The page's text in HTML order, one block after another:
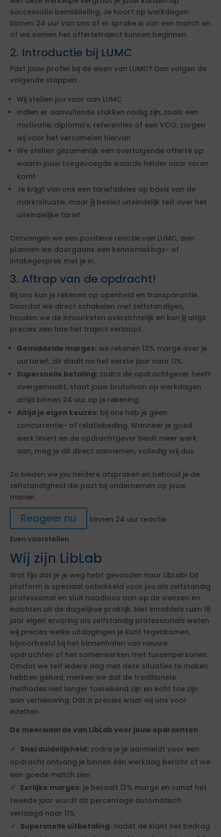
succesvolle bemiddeling. Je hoort op werkdagen
binnen 24 uur van ons of er sprake is van een match en
of we samen het offertetraject kunnen beginnen.
2. Introductie bij LUMC
Past jouw profiel bij de eisen van LUMC? Dan volgen de
volgende stappen:
Wij stellen jou voor aan LUMC
Indien er aanvullende stukken nodig zijn, zoals een
motivatie, diploma's, referenties of een VOG, zorgen
wij voor het verzamelen hiervan
We stellen gezamenlijk een overtuigende offerte op
waarin jouw toegevoegde waarde helder naar voren
komt
Je krijgt van ons een tariefadvies op basis van de
marktsituatie, maar jij beslist uiteindelijk zelf over het
uiteindelijke tarief
Ontvangen we een positieve reactie van LUMC, dan
plannen we doorgaans een kennismakings- of
intakegesprek met je in.
3. Aftrap van de opdracht!
Bij ons kun je rekenen op openheid en transparantie.
Doordat we direct schakelen met zelfstandigen,
houden we de inhuurketen overzichtelijk en kun jij altijd
precies zien hoe het traject verloopt.
Gemiddelde marges: we rekenen 13% marge over je
uurtarief; dit daalt na het eerste jaar naar 11%.
Supersnelle betaling: zodra de opdrachtgever heeft
overgemaakt, staat jouw brutoloon op werkdagen
altijd binnen 24 uur op je rekening.
Altijd je eigen keuzes: bij ons heb je geen
concurrentie- of relatiebeding. Wanneer je goed
werk levert en de opdrachtgever biedt meer werk
aan, mag je dit direct aannemen, volledig vrij dus.
Zo bieden we jou heldere afspraken en behoud je de
zelfstandigheid die past bij ondernemen op jouw
manier.
Reageer nu
binnen 24 uur reactie
Even voorstellen
Wij zijn LibLab
Wat fijn dat je je weg hebt gevonden naar LibLab! Dit
platform is speciaal ontwikkeld voor jou als zelfstandig
professional en sluit naadloos aan op de wensen en
inzichten uit de dagelijkse praktijk. Met inmiddels ruim 18
jaar eigen ervaring als zelfstandig professionals weten
wij precies welke uitdagingen je kunt tegenkomen,
bijvoorbeeld bij het binnenhalen van nieuwe
opdrachten of het samenwerken met tussenpersonen.
Omdat we zelf iedere dag met deze situaties te maken
hebben gehad, merken we dat de traditionele
methodes niet langer toereikend zijn en echt toe zijn
aan vernieuwing. Dát is precies waar wij ons voor
inzetten.
De meerwaarde van LibLab voor jouw opdrachten
Snel duidelijkheid: zodra je je aanmeldt voor een
opdracht ontvang je binnen één werkdag bericht of we
een goede match zien
Eerlijke marges: je betaalt 13% marge en vanaf het
tweede jaar wordt dit percentage automatisch
verlaagd naar 11%
Supersnelle uitbetaling: nadat de klant het bedrag